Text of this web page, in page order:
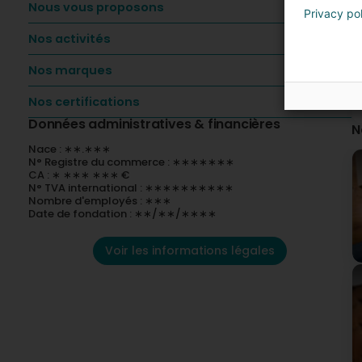
Nous vous proposons
Nos activités
Nos marques
Nos certifications
Données administratives & financières
Nace : ∗∗.∗∗∗
N° Registre du commerce : ∗∗∗∗∗∗∗
CA : ∗ ∗∗∗ ∗∗∗ €
N° TVA international : ∗∗∗∗∗∗∗∗∗∗
Nombre d'employés : ∗∗∗
Date de fondation : ∗∗/∗∗/∗∗∗∗
Voir les informations légales
Privacy